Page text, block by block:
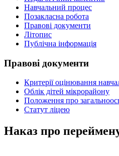
Навчальний процес
Позакласна робота
Правові документи
Літопис
Публічна інформація
Правові документи
Критерії оцінювання
Облік дітей мікрорайону
Положення про
Статут ліцею
Наказ про